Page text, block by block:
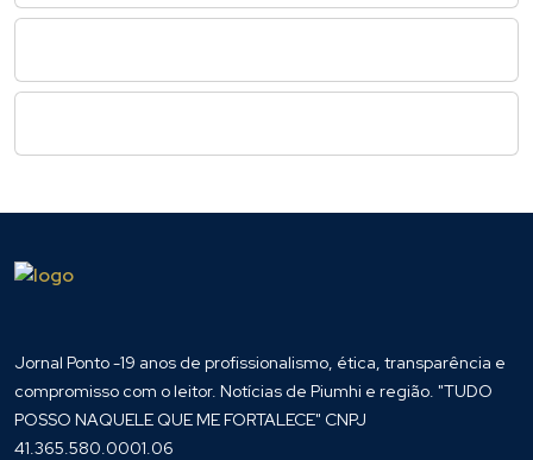
Jornal Ponto -19 anos de profissionalismo, ética, transparência e
compromisso com o leitor. Notícias de Piumhi e região. "TUDO
POSSO NAQUELE QUE ME FORTALECE" CNPJ
41.365.580.0001.06